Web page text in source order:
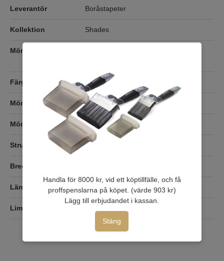
Leverantör Boråstapeter
Kollektion Shades
Mönster
Färg Rosa
Mönsterfärg
Mönsterpassning Ingen passning
Struktur/yta
Bredd
Längd
Lim
Handla för 8000 kr, vid ett köptillfälle, och få
proffspenslarna på köpet. (värde 903 kr)
Lägg till erbjudandet i kassan.
Stäng